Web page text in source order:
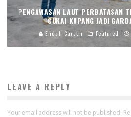
PENGAWASAN LAUT PERBATASAN
CUKAI KUPANG JADI
Endah Caratri Featured
LEAVE A REPLY
Your email address will not be published.